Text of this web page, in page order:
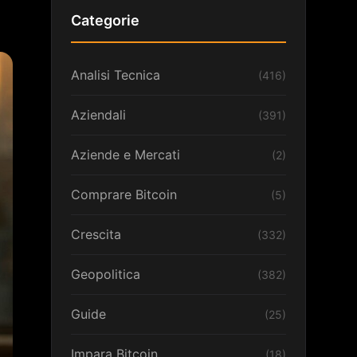
Categorie
Analisi Tecnica (416)
Aziendali (391)
Aziende e Mercati (2)
Comprare Bitcoin (5)
Crescita (332)
Geopolitica (382)
Guide (25)
Impara Bitcoin (18)